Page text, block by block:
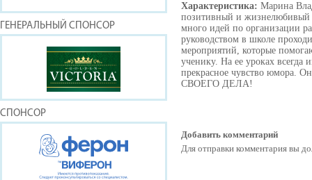
ГЕНЕРАЛЬНЫЙ СПОНСОР
СПОНСОР
Характеристика: Марина
позитивный и жизнелюбивый
много идей по организации
руководством в школе
мероприятий, которые
ученику. На ее уроках
прекрасное чувство
СВОЕГО ДЕЛА!
Добавить комментарий
Для отправки комментария вы